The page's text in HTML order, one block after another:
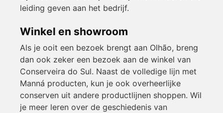
leiding geven aan het bedrijf.
Winkel en showroom
Als je ooit een bezoek brengt aan Olhão, breng
dan ook zeker een bezoek aan de winkel van
Conserveira do Sul. Naast de volledige lijn met
Manná producten, kun je ook overheerlijke
conserven uit andere productlijnen shoppen. Wil
je meer leren over de geschiedenis van